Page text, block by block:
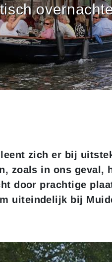
zich er bij
zoals in ons geval,
door prachtige
uiteindelijk bij